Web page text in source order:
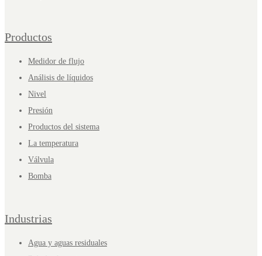
Productos
Medidor de flujo
Análisis de líquidos
Nivel
Presión
Productos del sistema
La temperatura
Válvula
Bomba
Industrias
Agua y aguas residuales